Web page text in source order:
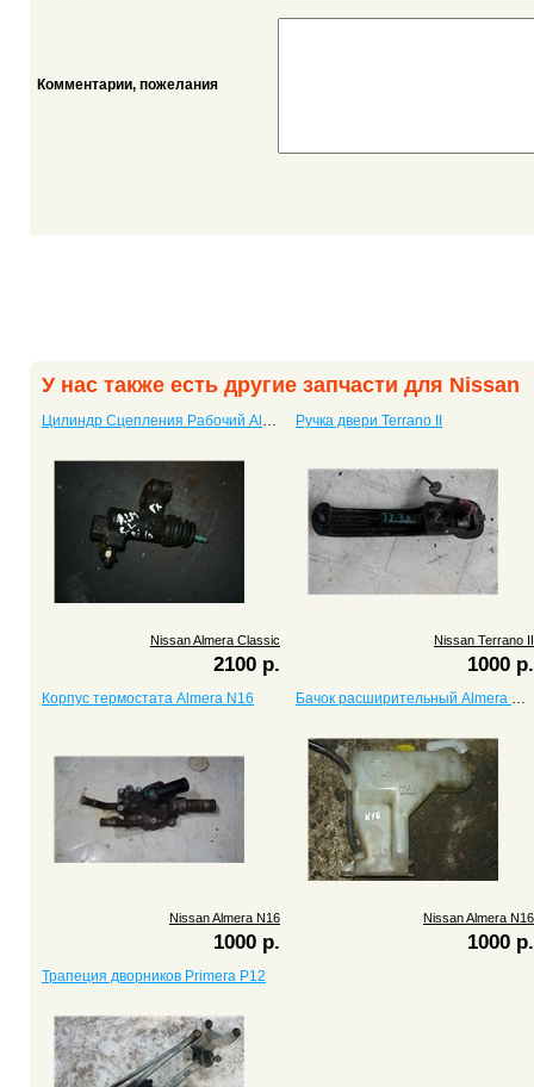
Комментарии, пожелания
У нас также есть другие запчасти для Nissan
Цилиндр Сцепления Рабочий Almera Classic
Nissan Almera Classic
2100 р.
Ручка двери Terrano II
Nissan Terrano II
1000 р.
Корпус термостата Almera N16
Nissan Almera N16
1000 р.
Бачок расширительный Almera N16
Nissan Almera N16
1000 р.
Трапеция дворников Primera P12